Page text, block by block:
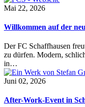
Mai 22, 2026
Willkommen auf der
Der FC Schaffhausen
zu dürfen. Modern,
in…
Juni 02, 2026
After-Work-Event in